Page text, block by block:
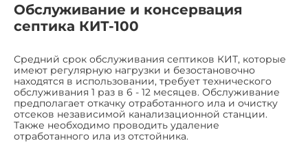
Обслуживание и консервация
септика КИТ-100
Средний срок обслуживания септиков КИТ, которые
имеют регулярную нагрузки и безостановочно
находятся в использовании, требует технического
обслуживания 1 раз в 6 - 12 месяцев. Обслуживание
предполагает откачку отработанного ила и очистку
отсеков независимой канализационной станции.
Также необходимо проводить удаление
отработанного ила из отстойника.